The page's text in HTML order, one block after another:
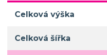
Celková výška
Celková šířka